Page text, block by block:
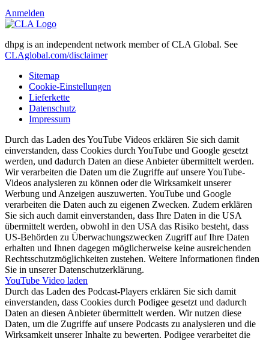
Anmelden
dhpg is an independent network member of CLA Global. See
CLAglobal.com/disclaimer
Sitemap
Cookie-Einstellungen
Lieferkette
Datenschutz
Impressum
Durch das Laden des YouTube Videos erklären Sie sich damit
einverstanden, dass Cookies durch YouTube und Google gesetzt
werden, und dadurch Daten an diese Anbieter übermittelt werden.
Wir verarbeiten die Daten um die Zugriffe auf unsere YouTube-
Videos analysieren zu können oder die Wirksamkeit unserer
Werbung und Anzeigen auszuwerten. YouTube und Google
verarbeiten die Daten auch zu eigenen Zwecken. Zudem erklären
Sie sich auch damit einverstanden, dass Ihre Daten in die USA
übermittelt werden, obwohl in den USA das Risiko besteht, dass
US-Behörden zu Überwachungszwecken Zugriff auf Ihre Daten
erhalten und Ihnen dagegen möglicherweise keine ausreichenden
Rechtsschutzmöglichkeiten zustehen. Weitere Informationen finden
Sie in unserer Datenschutzerklärung.
YouTube Video laden
Durch das Laden des Podcast-Players erklären Sie sich damit
einverstanden, dass Cookies durch Podigee gesetzt und dadurch
Daten an diesen Anbieter übermittelt werden. Wir nutzen diese
Daten, um die Zugriffe auf unsere Podcasts zu analysieren und die
Wirksamkeit unserer Inhalte zu bewerten. Podigee verarbeitet die